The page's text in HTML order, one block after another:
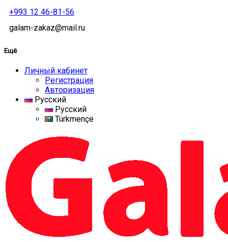
+993 12 46-81-56
galam-zakaz@mail.ru
Ещё
Личный кабинет
Регистрация
Авторизация
Русский
Русский
Türkmençe